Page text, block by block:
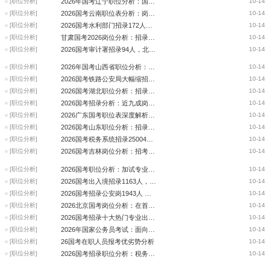
10-14
[职位分析]
10-14
[职位分析]
10-14
[职位分析]
10-14
[职位分析]
10-14
[职位分析]
10-14
[职位分析]
10-14
[职位分析]
10-14
[职位分析]
10-14
[职位分析]
10-14
[职位分析]
10-14
[职位分析]
10-14
[职位分析]
10-14
[职位分析]
10-14
[职位分析]
10-14
[职位分析]
10-14
[职位分析]
10-14
[职位分析]
10-14
[职位分析]
10-14
[职位分析] 26国考在职人员报考优劣势分析
10-14
[职位分析]